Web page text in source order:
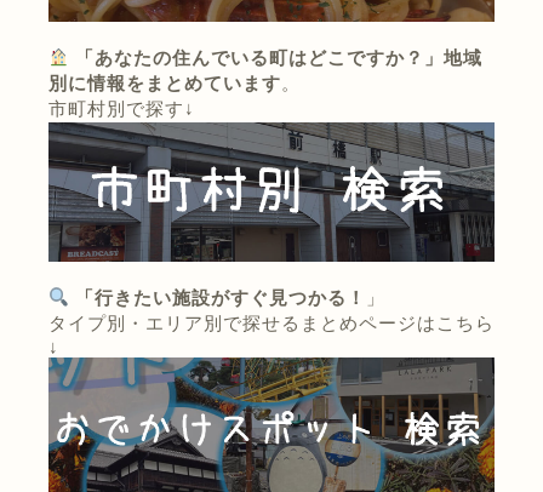
「あなたの住んでいる町はどこですか？」地域
別に情報をまとめています。
市町村別で探す↓
「行きたい施設がすぐ見つかる！
」
タイプ別・エリア別で探せるまとめページはこちら
↓